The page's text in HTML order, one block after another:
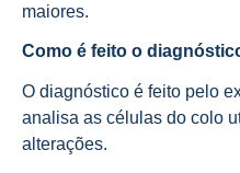
maiores.
Como é feito o
O diagnóstico é feito pelo
analisa as células do colo
alterações.